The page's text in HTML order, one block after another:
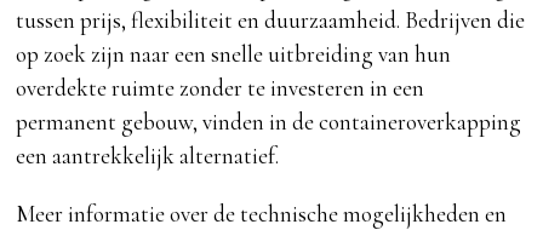
tussen prijs, flexibiliteit en duurzaamheid. Bedrijven die
op zoek zijn naar een snelle uitbreiding van hun
overdekte ruimte zonder te investeren in een
permanent gebouw, vinden in de containeroverkapping
een aantrekkelijk alternatief.
Meer informatie over de technische mogelijkheden en